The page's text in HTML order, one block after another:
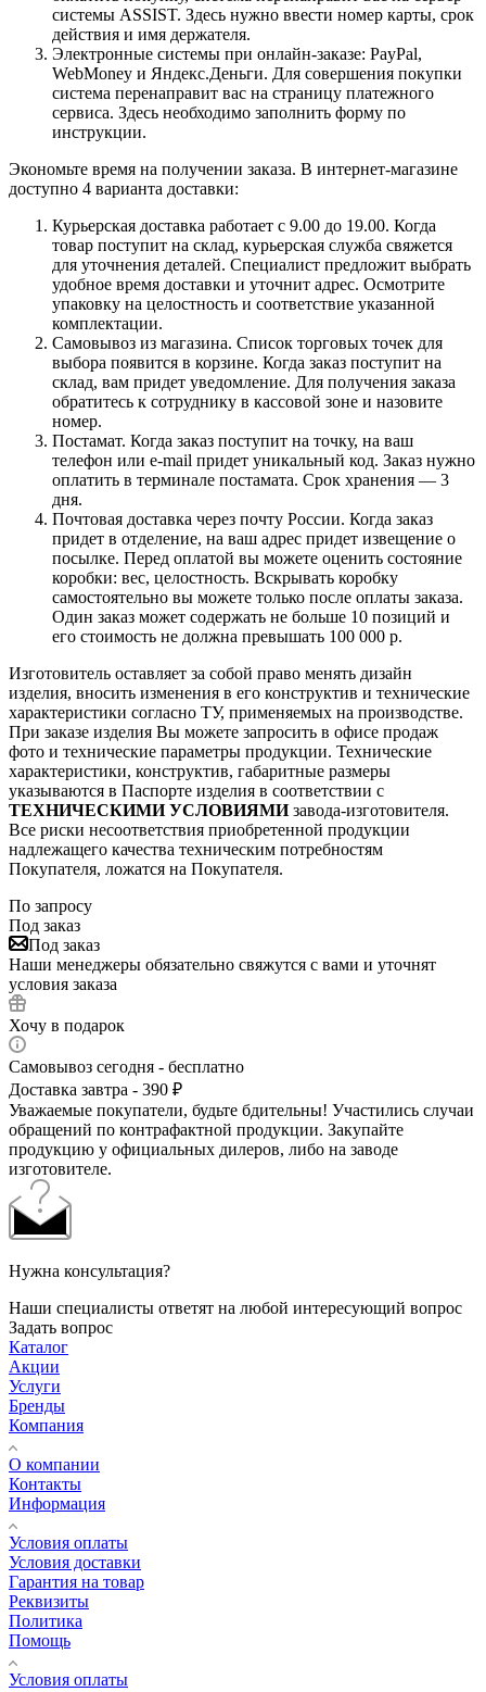
системы ASSIST. Здесь нужно ввести номер карты, срок
действия и имя держателя.
Электронные системы при онлайн-заказе: PayPal,
WebMoney и Яндекс.Деньги. Для совершения покупки
система перенаправит вас на страницу платежного
сервиса. Здесь необходимо заполнить форму по
инструкции.
Экономьте время на получении заказа. В интернет-магазине
доступно 4 варианта доставки:
Курьерская доставка работает с 9.00 до 19.00. Когда
товар поступит на склад, курьерская служба свяжется
для уточнения деталей. Специалист предложит выбрать
удобное время доставки и уточнит адрес. Осмотрите
упаковку на целостность и соответствие указанной
комплектации.
Самовывоз из магазина. Список торговых точек для
выбора появится в корзине. Когда заказ поступит на
склад, вам придет уведомление. Для получения заказа
обратитесь к сотруднику в кассовой зоне и назовите
номер.
Постамат. Когда заказ поступит на точку, на ваш
телефон или e-mail придет уникальный код. Заказ нужно
оплатить в терминале постамата. Срок хранения — 3
дня.
Почтовая доставка через почту России. Когда заказ
придет в отделение, на ваш адрес придет извещение о
посылке. Перед оплатой вы можете оценить состояние
коробки: вес, целостность. Вскрывать коробку
самостоятельно вы можете только после оплаты заказа.
Один заказ может содержать не больше 10 позиций и
его стоимость не должна превышать 100 000 р.
Изготовитель оставляет за собой право менять дизайн
изделия, вносить изменения в его конструктив и технические
характеристики согласно ТУ, применяемых на производстве.
При заказе изделия Вы можете запросить в офисе продаж
фото и технические параметры продукции. Технические
характеристики, конструктив, габаритные размеры
указываются в Паспорте изделия в соответствии с
ТЕХНИЧЕСКИМИ УСЛОВИЯМИзавода-изготовителя.
Все риски несоответствия приобретенной продукции
надлежащего качества техническим потребностям
Покупателя, ложатся на Покупателя.
По запросу
Под заказ
Под заказ
Наши менеджеры обязательно свяжутся с вами и уточнят
условия заказа
Хочу в подарок
Самовывоз сегодня - бесплатно
Доставка завтра - 390 ₽
Уважаемые покупатели, будьте бдительны! Участились случаи
обращений по контрафактной продукции. Закупайте
продукцию у официальных дилеров, либо на заводе
изготовителе.
Нужна консультация?
Наши специалисты ответят на любой интересующий вопрос
Задать вопрос
Каталог
Акции
Услуги
Бренды
Компания
О компании
Контакты
Информация
Условия оплаты
Условия доставки
Гарантия на товар
Реквизиты
Политика
Помощь
Условия оплаты